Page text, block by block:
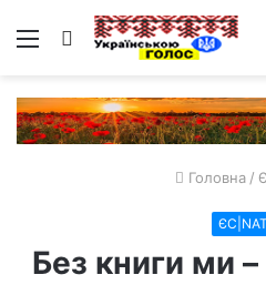
Меню Пошук
Головна /
Без книги ми –